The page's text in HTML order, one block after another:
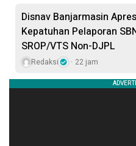
Disnav Banjarmasin
Kepatuhan Pelaporan
SROP/VTS Non-DJPL
Redaksi 22 jam